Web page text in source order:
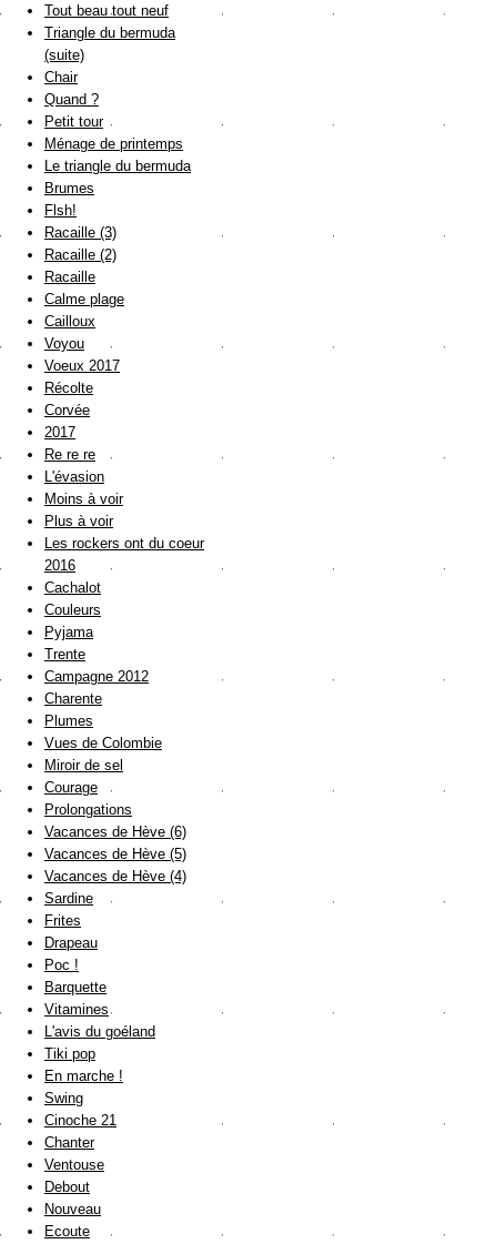
Tout beau tout neuf
Triangle du bermuda
(suite)
Chair
Quand ?
Petit tour
Ménage de printemps
Le triangle du bermuda
Brumes
Flsh!
Racaille (3)
Racaille (2)
Racaille
Calme plage
Cailloux
Voyou
Voeux 2017
Récolte
Corvée
2017
Re re re
L'évasion
Moins à voir
Plus à voir
Les rockers ont du coeur
2016
Cachalot
Couleurs
Pyjama
Trente
Campagne 2012
Charente
Plumes
Vues de Colombie
Miroir de sel
Courage
Prolongations
Vacances de Hève (6)
Vacances de Hève (5)
Vacances de Hève (4)
Sardine
Frites
Drapeau
Poc !
Barquette
Vitamines
L'avis du goéland
Tiki pop
En marche !
Swing
Cinoche 21
Chanter
Ventouse
Debout
Nouveau
Ecoute